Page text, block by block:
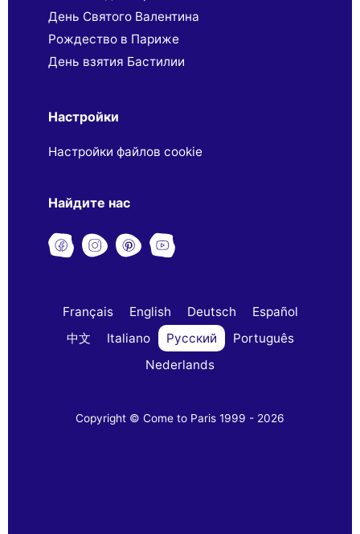
День Святого Валентина
Рождество в Париже
День взятия Бастилии
Настройки
Настройки файлов cookie
Найдите нас
Français English Deutsch
Español
中文
Italiano Русский
Português
Nederlands
Copyright © Come to Paris 1999 - 2026